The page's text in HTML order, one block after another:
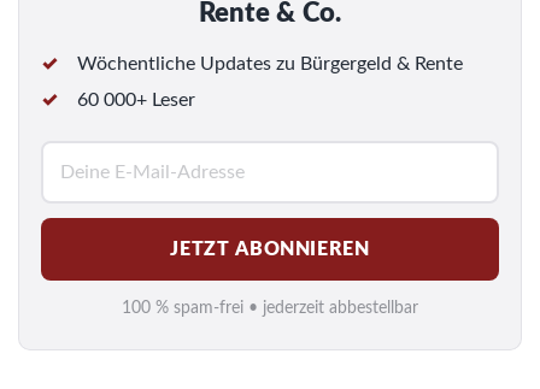
Rente & Co.
Wöchentliche Updates zu Bürgergeld & Rente
60 000+ Leser
M
a
i
l
*
JETZT ABONNIEREN
100 % spam-frei • jederzeit abbestellbar